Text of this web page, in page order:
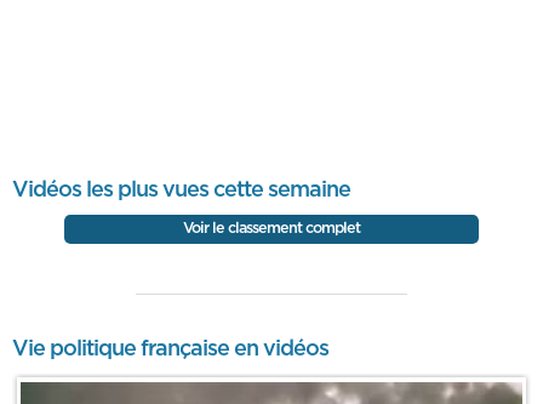
Vidéos les plus vues cette semaine
Voir le classement complet
Vie politique française en vidéos